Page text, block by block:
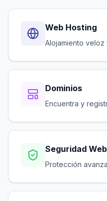
Web Hosting
Alojamiento veloz
Dominios
Encuentra y
Seguridad Web
Protección